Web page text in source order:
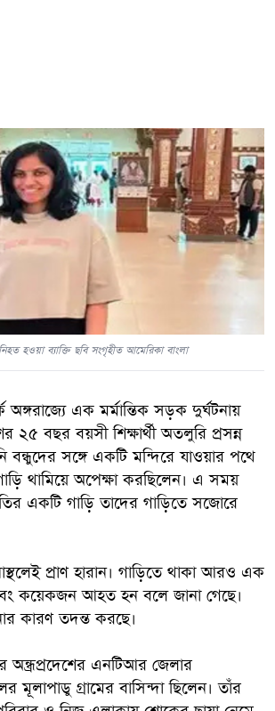
হওয়া ব্যাক্তি ছবি সংগৃহীত আমেরিকা বাংলা
অঙ্গরাজ্যে এক মর্মান্তিক সড়ক দুর্ঘটনায়
২৫ বছর বয়সী শিক্ষার্থী অতলুরি প্রসন্ন
বন্ধুদের সঙ্গে একটি মন্দিরে যাওয়ার পথে
থামিয়ে অপেক্ষা করছিলেন। এ সময়
একটি গাড়ি তাদের গাড়িতে সজোরে
প্রাণ হারান। গাড়িতে থাকা আরও এক
কয়েকজন আহত হন বলে জানা গেছে।
কারণ তদন্ত করছে।
অন্ধ্রপ্রদেশের এনটিআর জেলার
মূলাপাডু গ্রামের বাসিন্দা ছিলেন। তাঁর